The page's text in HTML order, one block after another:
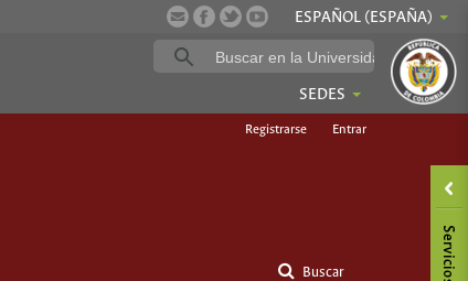
ESPAÑOL (ESPAÑA)
SEDES
Buscar
Registrarse Entrar